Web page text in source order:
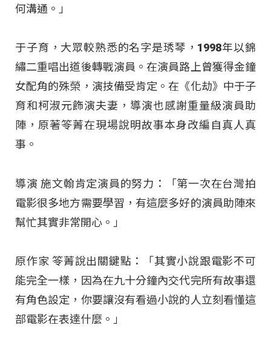
何溝通。」
于子育，大眾較熟悉的名字是琇琴，1998年以錦
繡二重唱出道後轉戰演員。在演員路上曾獲得金鐘
女配角的殊榮，演技備受肯定。在《化劫》中于子
育和柯淑元飾演夫妻，導演也感謝重量級演員助
陣，原著笭菁在現場說明故事本身改編自真人真
事。
導演 施文翰肯定演員的努力：「第一次在台灣拍
電影很多地方需要學習，有這麼多好的演員助陣來
幫忙其實非常開心。」
原作家 笭菁說出關鍵點：「其實小說跟電影不可
能完全一樣，因為在九十分鐘內交代完所有故事還
有角色設定，你要讓沒有看過小說的人立刻看懂這
部電影在表達什麼。」